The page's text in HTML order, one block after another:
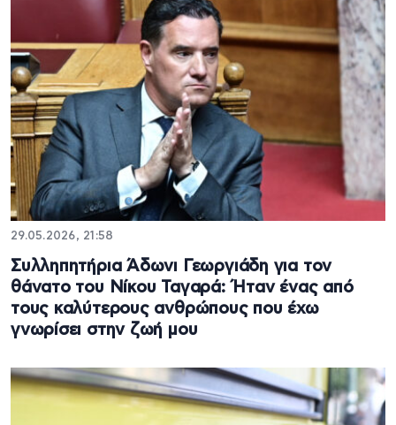
29.05.2026, 21:58
Συλληπητήρια Άδωνι Γεωργιάδη για τον
θάνατο του Νίκου Ταγαρά: Ήταν ένας από
τους καλύτερους ανθρώπους που έχω
γνωρίσει στην ζωή μου